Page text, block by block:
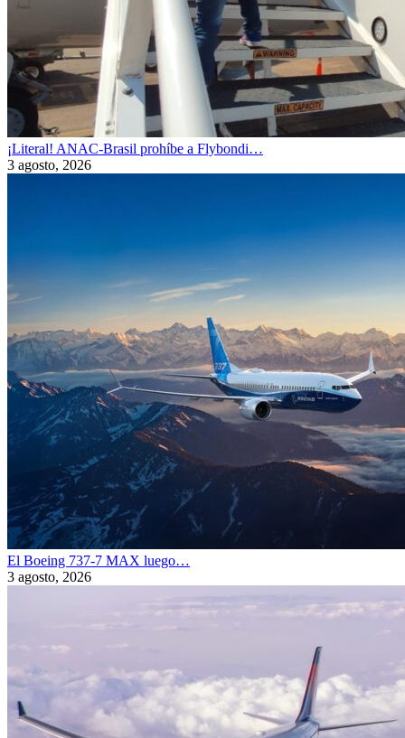
¡Literal! ANAC-Brasil prohíbe a Flybondi…
3 agosto, 2026
El Boeing 737-7 MAX luego…
3 agosto, 2026